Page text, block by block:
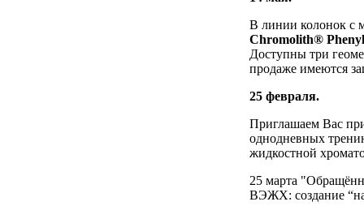
В линии колонок с
Chromolith® Phenyl
Доступны три
продаже имеются
25 февраля.
Приглашаем Вас
однодневных
жидкостной
25 марта
ВЭЖХ: создание